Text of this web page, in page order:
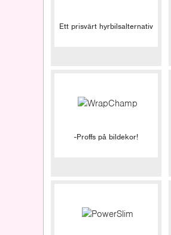
Ett prisvärt hyrbilsalternativ
-Proffs på bildekor!